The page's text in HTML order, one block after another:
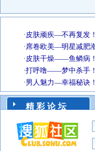
精 彩 论 坛